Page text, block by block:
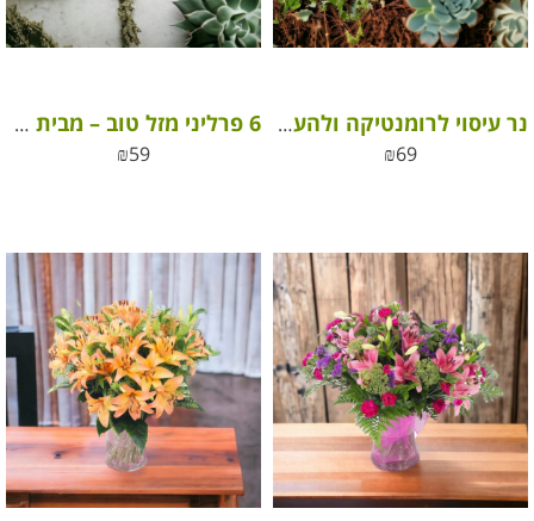
נר עיסוי לרומנטיקה ולהעלאת הרוגע והשלווה
₪69
6 פרליני מזל טוב – מבית רוי שוקולד יום הולדת שמח
₪59